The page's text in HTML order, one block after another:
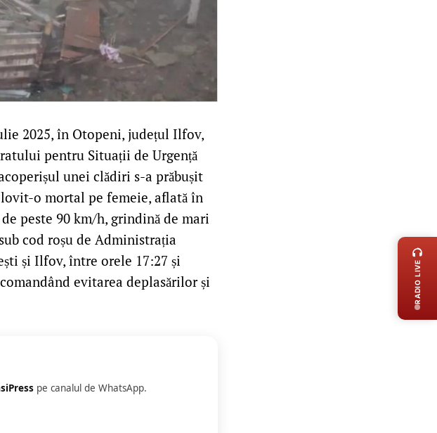
2025, în Otopeni, județul Ilfov,
pentru Situații de Urgență
unei clădiri s-a prăbușit
o mortal pe femeie, aflată în
peste 90 km/h, grindină de mari
cod roșu de Administrația
și Ilfov, între orele 17:27 și
evitarea deplasărilor și
pe canalul de WhatsApp.
RADIO LIVE